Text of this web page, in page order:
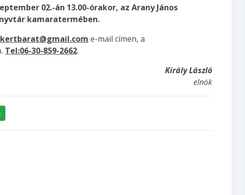
02.-án 13.00-órakor, az Arany János
kamaratermében.
e-mail címen, a
Tel:06-30-859-2662.
Király László
elnök